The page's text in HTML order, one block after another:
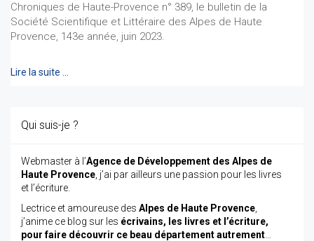
Chroniques de Haute-Provence n° 389, le bulletin de la
Société Scientifique et Littéraire des Alpes de Haute
Provence, 143e année, juin 2023.
Lire la suite …
Qui suis-je ?
Webmaster à l’Agence de Développement des Alpes de
Haute Provence , j’ai par ailleurs une passion pour les livres
et l’écriture.
Lectrice et amoureuse des Alpes de Haute Provence
j’anime ce blog sur les écrivains, les livres et l’écriture,
pour faire découvrir ce beau département autrement